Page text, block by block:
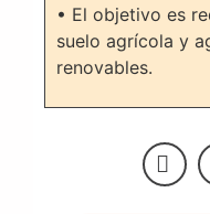
• El objetivo es
suelo agrícola y
renovables.